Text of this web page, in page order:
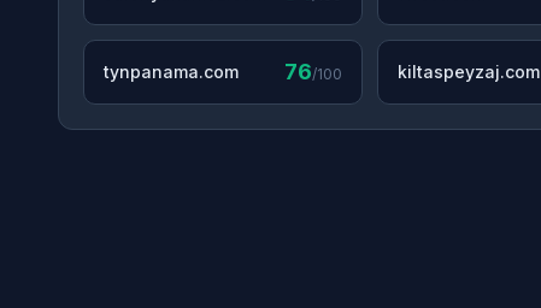
tynpanama.com 76/100 kiltaspeyzaj.com